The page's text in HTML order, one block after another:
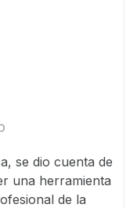
se dio cuenta de
una herramienta
de la